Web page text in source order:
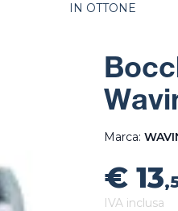
IN OTTONE
Marca:
€ 13
IVA inclusa